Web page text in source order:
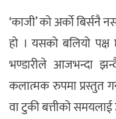
‘काजी’ को अर्को बिर्सनै
हो । यसको बलियो पक्ष
भण्डारीले आजभन्दा
कलात्मक रुपमा प्रस्तुत
वा टुकी बत्तीको